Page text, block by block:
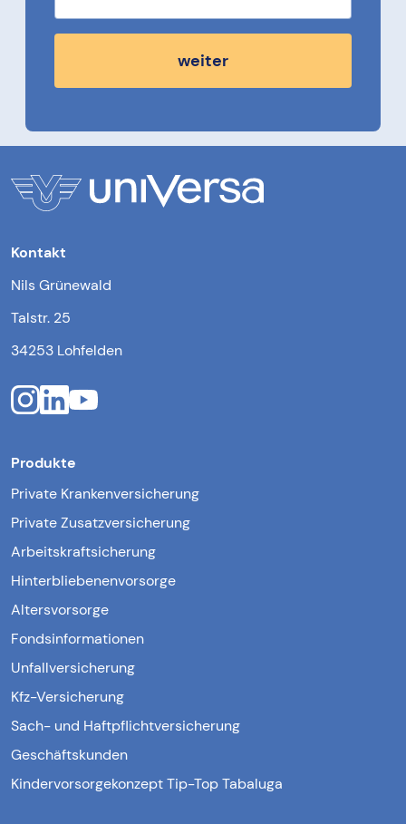
weiter
Kontakt
Nils Grünewald
Talstr. 25
34253 Lohfelden
Produkte
Private Krankenversicherung
Private Zusatzversicherung
Arbeitskraftsicherung
Hinterbliebenenvorsorge
Altersvorsorge
Fondsinformationen
Unfallversicherung
Kfz-Versicherung
Sach- und Haftpflichtversicherung
Geschäftskunden
Kindervorsorgekonzept Tip-Top Tabaluga